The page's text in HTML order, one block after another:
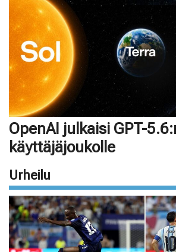
OpenAI julkaisi GPT-
käyttäjäjoukolle
Urheilu